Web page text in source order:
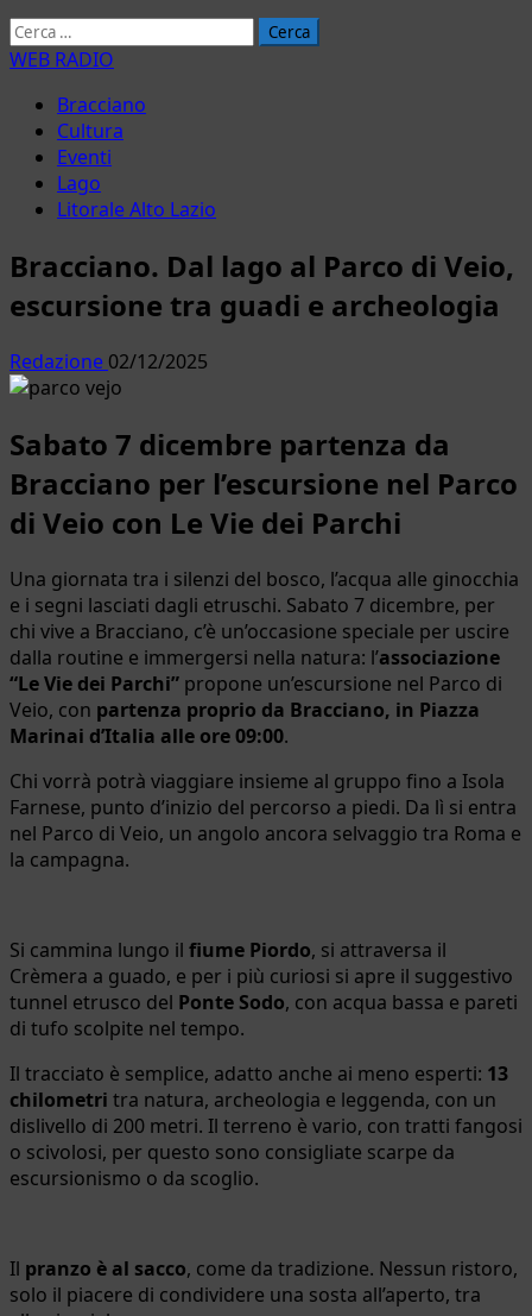
Ricerca
per:
WEB RADIO
Bracciano
Cultura
Eventi
Lago
Litorale Alto Lazio
Bracciano. Dal lago al Parco di Veio,
escursione tra guadi e archeologia
Redazione 02/12/2025
Sabato 7 dicembre partenza da
Bracciano per l’escursione nel Parco
di Veio con Le Vie dei Parchi
Una giornata tra i silenzi del bosco, l’acqua alle ginocchia
e i segni lasciati dagli etruschi. Sabato 7 dicembre, per
chi vive a Bracciano, c’è un’occasione speciale per uscire
dalla routine e immergersi nella natura: l’associazione
“Le Vie dei Parchi” propone un’escursione nel Parco di
Veio, con partenza proprio da Bracciano, in Piazza
Marinai d’Italia alle ore 09:00.
Chi vorrà potrà viaggiare insieme al gruppo fino a Isola
Farnese, punto d’inizio del percorso a piedi. Da lì si entra
nel Parco di Veio, un angolo ancora selvaggio tra Roma e
la campagna.
Si cammina lungo il fiume Piordo, si attraversa il
Crèmera a guado, e per i più curiosi si apre il suggestivo
tunnel etrusco del Ponte Sodo, con acqua bassa e pareti
di tufo scolpite nel tempo.
Il tracciato è semplice, adatto anche ai meno esperti: 13
chilometri tra natura, archeologia e leggenda, con un
dislivello di 200 metri. Il terreno è vario, con tratti fangosi
o scivolosi, per questo sono consigliate scarpe da
escursionismo o da scoglio.
Il pranzo è al sacco, come da tradizione. Nessun ristoro,
solo il piacere di condividere una sosta all’aperto, tra